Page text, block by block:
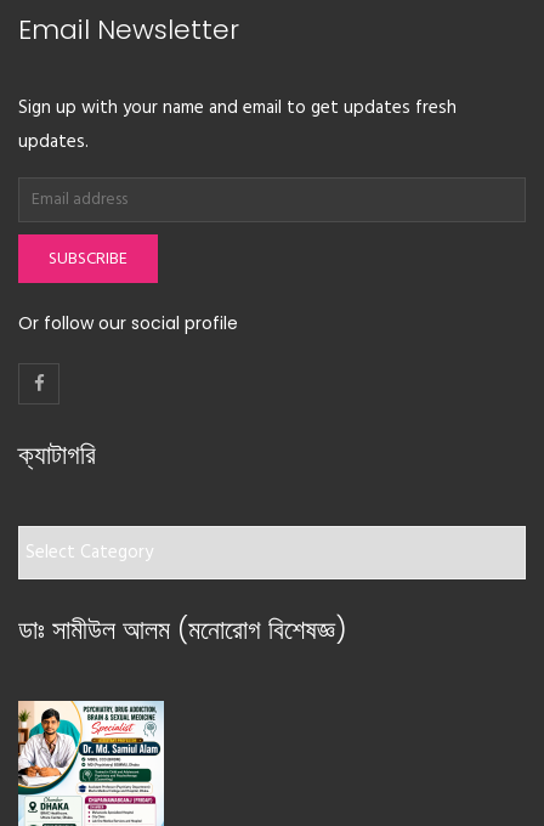
Email Newsletter
Sign up with your name and email to get updates fresh
updates.
SUBSCRIBE
Or follow our social profile
ক্যাটাগরি
ক্যাটাগরি
ডাঃ সামীউল আলম (মনোরোগ বিশেষজ্ঞ)